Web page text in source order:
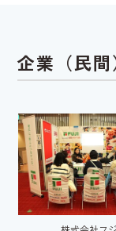
企業（民